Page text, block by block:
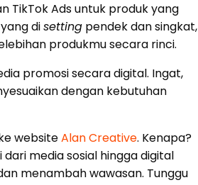
TikTok Ads untuk produk yang
disetting pendek dan singkat,
produkmu secara rinci.
promosi secara digital. Ingat,
dengan kebutuhan
websiteAlan Creative. Kenapa?
media sosial hingga digital
menambah wawasan. Tunggu